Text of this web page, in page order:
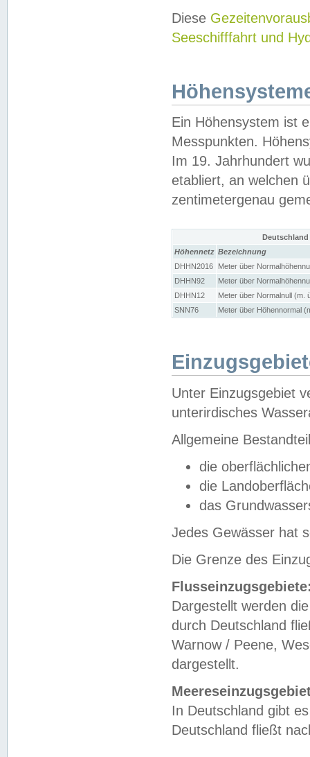
Diese
Seeschifffahrt und
Ein Höhensystem ist
Messpunkten.
Im 19. Jahrhundert
etabliert, an welchen
zentimetergenau
Höhennetz Bezeichnung
DHHN2016
Meter über
DHHN92
Meter über
DHHN12
Meter über Normalnull (m.
SNN76
Meter über Höhennormal
Unter Einzugsgebiet
unterirdisches
Allgemeine
die
die
das
Jedes Gewässer hat
Die Grenze des
Dargestellt werden
durch Deutschland
Warnow / Peene,
dargestellt.
In Deutschland gibt
Deutschland fließt